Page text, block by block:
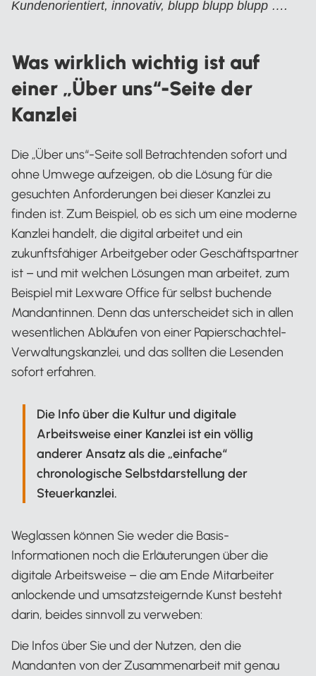
Kundenorientiert, innovativ, blupp blupp blupp ….
Was wirklich wichtig ist auf
einer „Über uns“-Seite der
Kanzlei
Die „Über uns“-Seite soll Betrachtenden sofort und
ohne Umwege aufzeigen, ob die Lösung für die
gesuchten Anforderungen bei dieser Kanzlei zu
finden ist. Zum Beispiel, ob es sich um eine moderne
Kanzlei handelt, die digital arbeitet und ein
zukunftsfähiger Arbeitgeber oder Geschäftspartner
ist – und mit welchen Lösungen man arbeitet, zum
Beispiel mit Lexware Office für selbst buchende
Mandantinnen. Denn das unterscheidet sich in allen
wesentlichen Abläufen von einer Papierschachtel-
Verwaltungskanzlei, und das sollten die Lesenden
sofort erfahren.
Die Info über die Kultur und digitale
Arbeitsweise einer Kanzlei ist ein völlig
anderer Ansatz als die „einfache“
chronologische Selbstdarstellung der
Steuerkanzlei.
Weglassen können Sie weder die Basis-
Informationen noch die Erläuterungen über die
digitale Arbeitsweise – die am Ende Mitarbeiter
anlockende und umsatzsteigernde Kunst besteht
darin, beides sinnvoll zu verweben:
Die Infos über Sie und der Nutzen, den die
Mandanten von der Zusammenarbeit mit genau